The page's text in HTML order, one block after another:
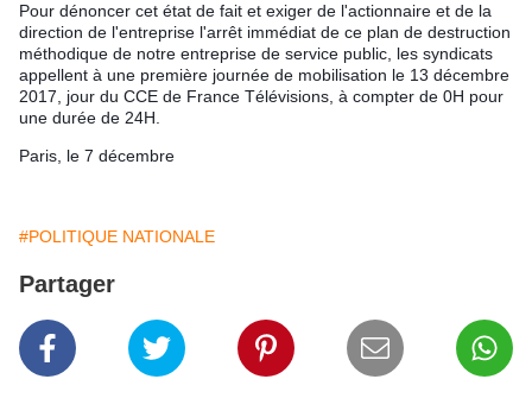
Pour dénoncer cet état de fait et exiger de l'actionnaire et de la
direction de l'entreprise l'arrêt immédiat de ce plan de destruction
méthodique de notre entreprise de service public, les syndicats
appellent à une première journée de mobilisation le 13 décembre
2017, jour du CCE de France Télévisions, à compter de 0H pour
une durée de 24H.
Paris, le 7 décembre
#POLITIQUE NATIONALE
Partager